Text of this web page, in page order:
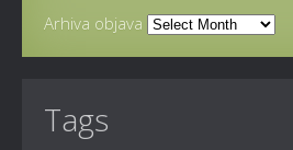
Arhiva objava
Tags